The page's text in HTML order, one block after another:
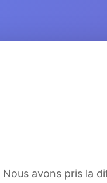
Nous avons pris la